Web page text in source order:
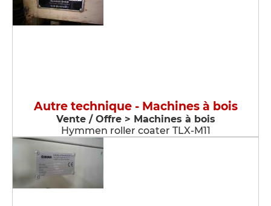
Autre technique - Machines à bois
Vente / Offre > Machines à bois
Hymmen roller coater TLX-M11